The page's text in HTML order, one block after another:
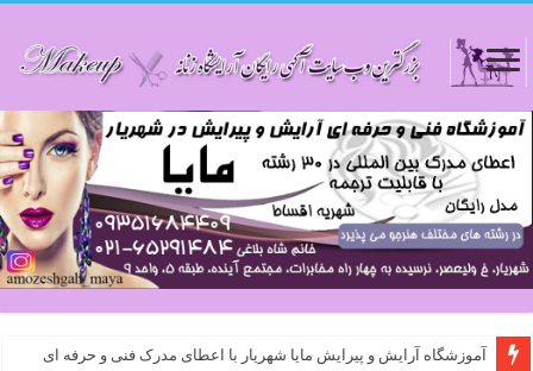
آموزشگاه آرایش و پیرایش مایا شهریار با اعطای مدرک فنی و حرفه ای